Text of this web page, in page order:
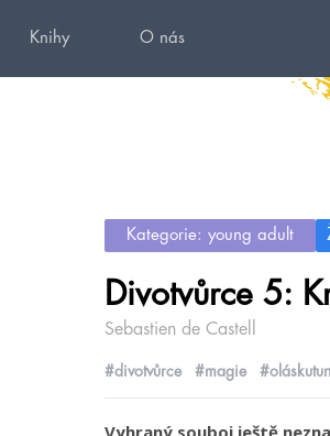
Knihy O nás
Kategorie: young adult
Divotvůrce 5:
Sebastien de Castell
#divotvůrce #magie
Vyhraný souboj ještě